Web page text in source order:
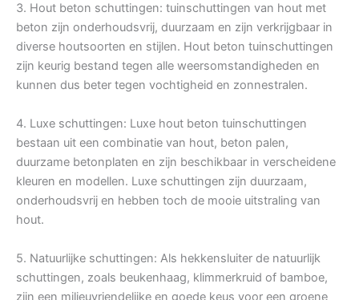
3. Hout beton schuttingen: tuinschuttingen van hout met
beton zijn onderhoudsvrij, duurzaam en zijn verkrijgbaar in
diverse houtsoorten en stijlen. Hout beton tuinschuttingen
zijn keurig bestand tegen alle weersomstandigheden en
kunnen dus beter tegen vochtigheid en zonnestralen.
4. Luxe schuttingen: Luxe hout beton tuinschuttingen
bestaan uit een combinatie van hout, beton palen,
duurzame betonplaten en zijn beschikbaar in verscheidene
kleuren en modellen. Luxe schuttingen zijn duurzaam,
onderhoudsvrij en hebben toch de mooie uitstraling van
hout.
5. Natuurlijke schuttingen: Als hekkensluiter de natuurlijk
schuttingen, zoals beukenhaag, klimmerkruid of bamboe,
zijn een milieuvriendelijke en goede keus voor een groene